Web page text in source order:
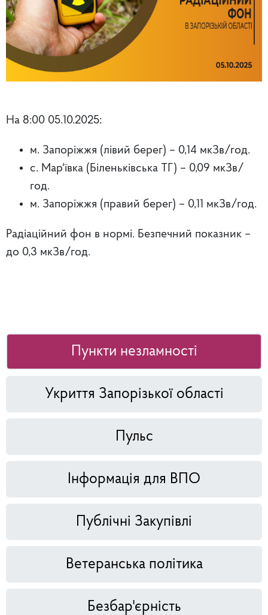
На 8:00 05.10.2025:
м. Запоріжжя (лівий берег) – 0,14 мкЗв/год.
с. Мар'ївка (Біленьківська ТГ) – 0,09 мкЗв/
год.
м. Запоріжжя (правий берег) – 0,11 мкЗв/год.
Радіаційний фон в нормі. Безпечний показник –
до 0,3 мкЗв/год.
Пункти незламності
Укриття Запорізької області
Пульс
Інформація для ВПО
Публічні Закупівлі
Ветеранська політика
Безбар'єрність